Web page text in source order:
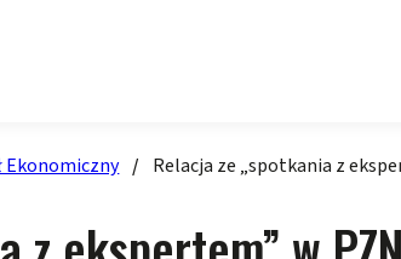
Ekonomiczny / Relacja ze „spotkania z